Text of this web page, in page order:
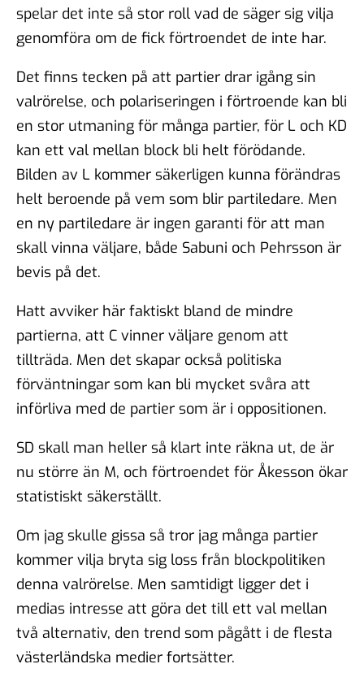
spelar det inte så stor roll vad de säger sig vilja
genomföra om de fick förtroendet de inte har.
Det finns tecken på att partier drar igång sin
valrörelse, och polariseringen i förtroende kan bli
en stor utmaning för många partier, för L och KD
kan ett val mellan block bli helt förödande.
Bilden av L kommer säkerligen kunna förändras
helt beroende på vem som blir partiledare. Men
en ny partiledare är ingen garanti för att man
skall vinna väljare, både Sabuni och Pehrsson är
bevis på det.
Hatt avviker här faktiskt bland de mindre
partierna, att C vinner väljare genom att
tillträda. Men det skapar också politiska
förväntningar som kan bli mycket svåra att
införliva med de partier som är i oppositionen.
SD skall man heller så klart inte räkna ut, de är
nu större än M, och förtroendet för Åkesson ökar
statistiskt säkerställt.
Om jag skulle gissa så tror jag många partier
kommer vilja bryta sig loss från blockpolitiken
denna valrörelse. Men samtidigt ligger det i
medias intresse att göra det till ett val mellan
två alternativ, den trend som pågått i de flesta
västerländska medier fortsätter.